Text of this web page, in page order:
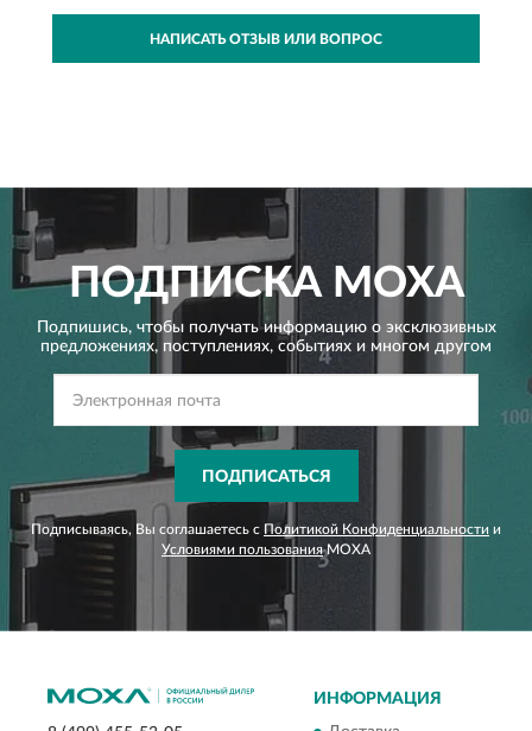
НАПИСАТЬ ОТЗЫВ ИЛИ ВОПРОС
ПОДПИСКАMOXA
Подпишись, чтобы получать информацию о эксклюзивных
предложениях, поступлениях, событиях и многом другом
ПОДПИСАТЬСЯ
Подписываясь, Вы соглашаетесь с Политикой Конфиденциальности и
Условиями пользованияMOXA
ИНФОРМАЦИЯ